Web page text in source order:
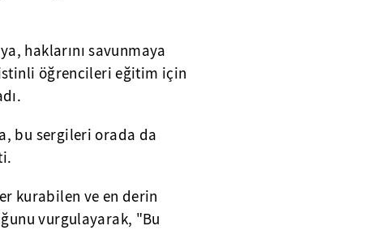
haklarını savunmaya
öğrencileri eğitim için
bu sergileri orada da
kurabilen ve en derin
vurgulayarak, "Bu